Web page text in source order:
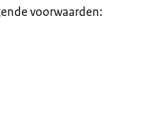
voorwaarden: